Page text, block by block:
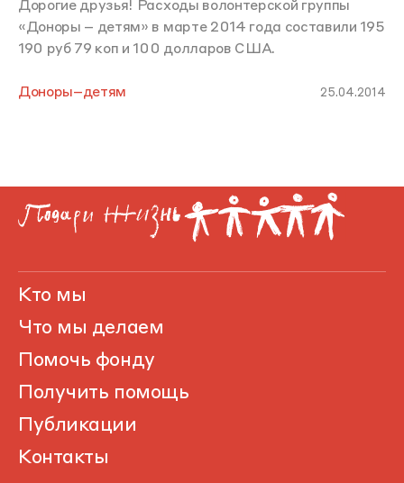
Дорогие друзья! Расходы волонтерской группы
«Доноры – детям» в марте 2014 года составили 195
190 руб 79 коп и 100 долларов США.
Доноры–детям 25.04.2014
Кто мы
Что мы делаем
Помочь фонду
Получить помощь
Публикации
Контакты